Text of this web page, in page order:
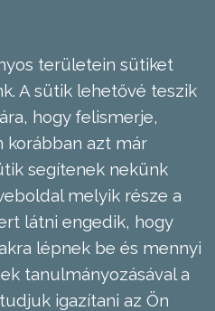
területein sütiket
A sütik lehetővé teszik
hogy felismerje,
korábban azt már
segítenek nekünk
melyik része a
látni engedik, hogy
lépnek be és mennyi
tanulmányozásával a
igazítani az Ön